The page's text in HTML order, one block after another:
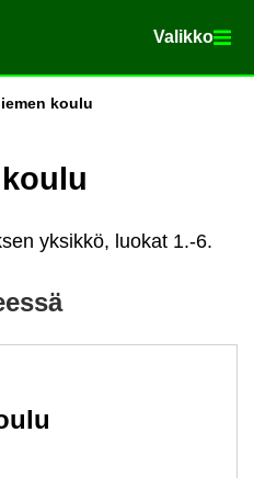
Va­lik­ko
Va­lik­ko
koulu
yksikkö, luokat 1.-6.